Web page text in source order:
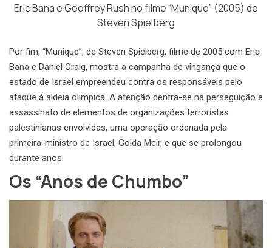
Eric Bana e Geoffrey Rush no filme “Munique” (2005) de
Steven Spielberg
Por fim, “Munique”, de Steven Spielberg, filme de 2005 com Eric
Bana e Daniel Craig, mostra a campanha de vingança que o
estado de Israel empreendeu contra os responsáveis pelo
ataque à aldeia olímpica. A atenção centra-se na perseguição e
assassinato de elementos de organizações terroristas
palestinianas envolvidas, uma operação ordenada pela
primeira-ministro de Israel, Golda Meir, e que se prolongou
durante anos.
Os “Anos de Chumbo”